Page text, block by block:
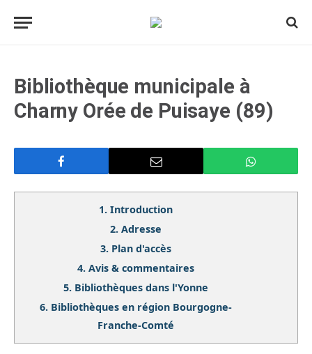
Bibliothèque municipale à
Charny Orée de Puisaye (89)
1. Introduction
2. Adresse
3. Plan d'accès
4. Avis & commentaires
5. Bibliothèques dans l'Yonne
6. Bibliothèques en région Bourgogne-
Franche-Comté